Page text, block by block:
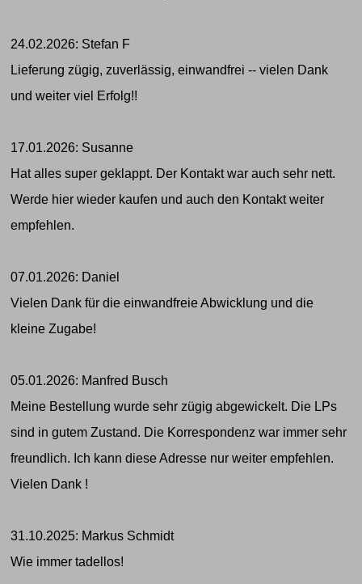
24.02.2026: Stefan F
Lieferung zügig, zuverlässig, einwandfrei -- vielen Dank
und weiter viel Erfolg!!
17.01.2026: Susanne
Hat alles super geklappt. Der Kontakt war auch sehr nett.
Werde hier wieder kaufen und auch den Kontakt weiter
empfehlen.
07.01.2026: Daniel
Vielen Dank für die einwandfreie Abwicklung und die
kleine Zugabe!
05.01.2026: Manfred Busch
Meine Bestellung wurde sehr zügig abgewickelt. Die LPs
sind in gutem Zustand. Die Korrespondenz war immer sehr
freundlich. Ich kann diese Adresse nur weiter empfehlen.
Vielen Dank !
31.10.2025: Markus Schmidt
Wie immer tadellos!